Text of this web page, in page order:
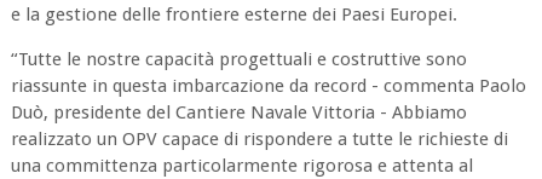
e la gestione delle frontiere esterne dei Paesi Europei.
“Tutte le nostre capacità progettuali e costruttive sono
riassunte in questa imbarcazione da record - commenta Paolo
Duò, presidente del Cantiere Navale Vittoria - Abbiamo
realizzato un OPV capace di rispondere a tutte le richieste di
una committenza particolarmente rigorosa e attenta al